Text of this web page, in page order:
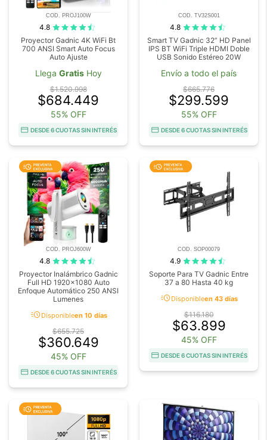
COD. PROJ100W
4.8
Proyector Gadnic 4K WiFi Bt
700 ANSI Smart Auto Focus
Auto Ajuste
Llega GratisHoy
$1.520.998
$684.449
55% OFF
DESDE 6 CUOTAS SIN INTERÉS
COD. TV32S001
4.8
Smart TV Gadnic 32” HD Panel
IPS BT WiFi Triple HDMI Doble
USB Sonido Estéreo 20W
Envío a todo el país
$665.776
$299.599
55% OFF
DESDE 6 CUOTAS SIN INTERÉS
COD. PROJ600W
4.8
Proyector Inalámbrico Gadnic
Full HD 1920x1080 Auto
Enfoque Automático 250 ANSI
Lumenes
acuteDisponibleen 10 días
$655.725
$360.649
45% OFF
DESDE 6 CUOTAS SIN INTERÉS
COD. SOP00079
4.9
Soporte Para TV Gadnic Entre
37 a 80 Hasta 40 kg
acuteDisponibleen 43 días
$116.180
$63.899
45% OFF
DESDE 6 CUOTAS SIN INTERÉS